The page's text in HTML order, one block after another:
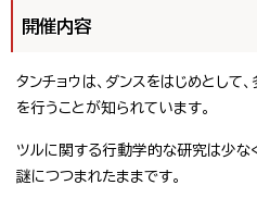
開催内容
タンチョウは、ダンスをはじめとして
を行うことが知られています。
ツルに関する行動学的な研究は少な
謎につつまれたままです。